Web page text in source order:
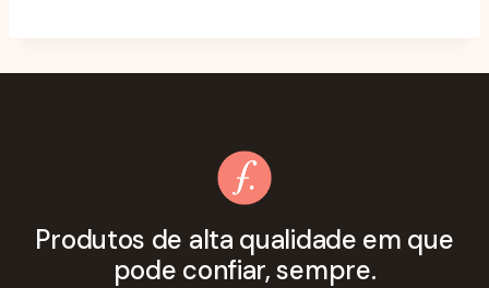
Produtos de alta qualidade em que
pode confiar, sempre.